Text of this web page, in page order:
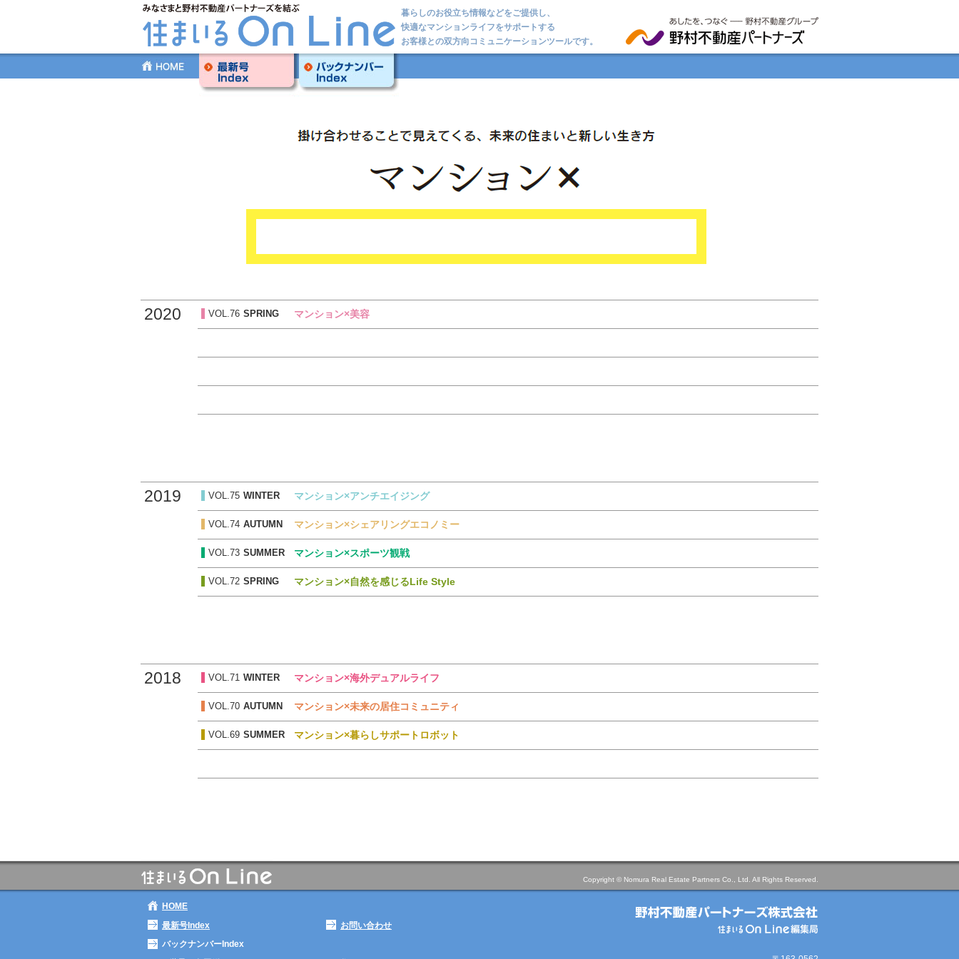
暮らしのお役立ち情報などをご提供し、
快適なマンションライフをサポートする
お客様との双方向コミュニケーションツールです。
2020 VOL.76 SPRING マンション×美容
2019 VOL.75 WINTER マンション×アンチエイジング
VOL.74 AUTUMN マンション×シェアリングエコノミー
VOL.73 SUMMER マンション×スポーツ観戦
VOL.72 SPRING マンション×自然を感じるLife Style
2018 VOL.71 WINTER マンション×海外デュアルライフ
VOL.70 AUTUMN マンション×未来の居住コミュニティ
VOL.69 SUMMER マンション×暮らしサポートロボット
Copyright © Nomura Real Estate Partners Co., Ltd. All Rights Reserved.
HOME
最新号Index
お問い合わせ
バックナンバーIndex